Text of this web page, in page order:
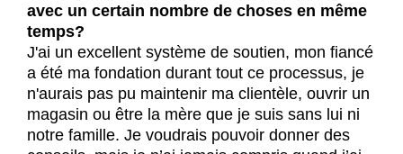
avec un certain nombre de choses en même
temps?
J'ai un excellent système de soutien, mon fiancé
a été ma fondation durant tout ce processus, je
n'aurais pas pu maintenir ma clientèle, ouvrir un
magasin ou être la mère que je suis sans lui ni
notre famille. Je voudrais pouvoir donner des